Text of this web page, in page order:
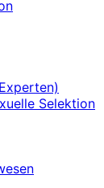
Selektion